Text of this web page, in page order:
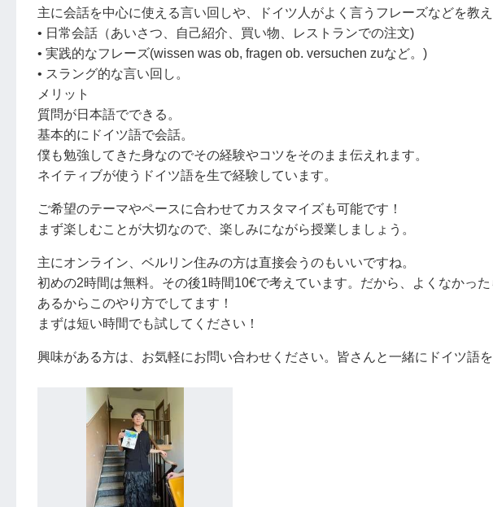
主に会話を中心に使える言い回しや、ドイツ人がよく言うフレーズなどを教
• 日常会話（あいさつ、自己紹介、買い物、レストランでの注文)
• 実践的なフレーズ(wissen was ob, fragen ob. versuchen zuなど。)
• スラング的な言い回し。
メリット
質問が日本語でできる。
基本的にドイツ語で会話。
僕も勉強してきた身なのでその経験やコツをそのまま伝えれます。
ネイティブが使うドイツ語を生で経験しています。
ご希望のテーマやペースに合わせてカスタマイズも可能です！
まず楽しむことが大切なので、楽しみにながら授業しましょう。
主にオンライン、ベルリン住みの方は直接会うのもいいですね。
初めの2時間は無料。その後1時間10€で考えています。だから、よくなかっ
あるからこのやり方でしてます！
まずは短い時間でも試してください！
興味がある方は、お気軽にお問い合わせください。皆さんと一緒にドイツ語